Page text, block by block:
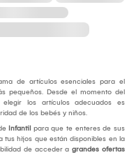
de artículos esenciales para el
pequeños. Desde el momento del
los artículos adecuados es
de los bebés y niños.
Infantil para que te enteres de sus
hijos que están disponibles en la
de acceder a grandes ofertas